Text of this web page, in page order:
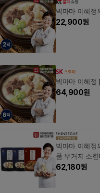
빅마마 이혜정
22,900원
빅마마 이혜정
64,900원
빅마마 이혜정
품 우거지 소
62,180원